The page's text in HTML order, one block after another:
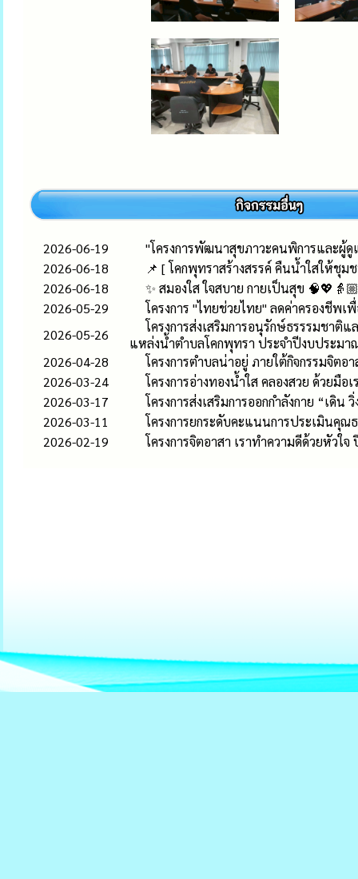
2026-06-19
"โครงการพัฒนาสุขภาวะคนพิการและผู้
2026-06-18
📌 [ โคกพุทราสร้างสรรค์ คืนน้ำใสให้ชุม
2026-06-18
✨ สมองใส ใจสบาย กายเป็นสุข
2026-05-29
โครงการ "ไทยช่วยไทย" ลดค่าครองชีพเ
2026-05-26
โครงการส่งเสริมการอนุรักษ์ธรรรมชาติ
แหล่งน้ำตำบลโคกพุทรา ประจำปีงบประมา
2026-04-28
โครงการตำบลน่าอยู่ ภายใต้กิจกรรมจิต
2026-03-24
โครงการอ่างทองน้ำใส คลองสวย ด้วยมื
2026-03-17
โครงการส่งเสริมการออกกำลังกาย “เดิ
2026-03-11
โครงการยกระดับคะแนนการประเมินคุ
2026-02-19
โครงการจิตอาสา เราทำความดีด้วยหัวใ